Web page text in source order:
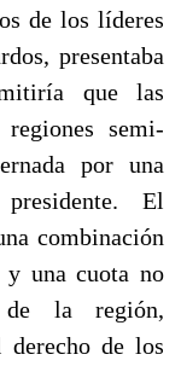
de los líderes
presentaba
que las
semi-
por una
El
combinación
y una cuota no
de la región,
derecho de los